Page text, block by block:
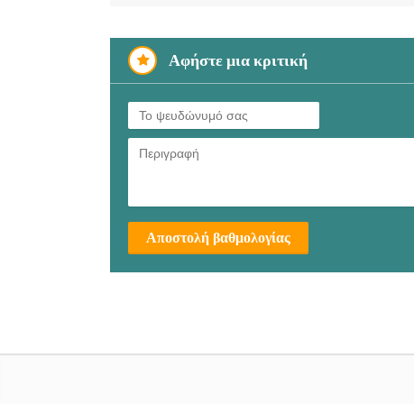
Αφήστε μια κριτική
Αποστολή βαθμολογίας